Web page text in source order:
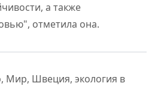
а также
отметила она.
, Мир, Швеция, экология в